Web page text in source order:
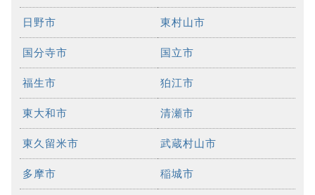
日野市 東村山市
国分寺市 国立市
福生市 狛江市
東大和市 清瀬市
東久留米市 武蔵村山市
多摩市 稲城市